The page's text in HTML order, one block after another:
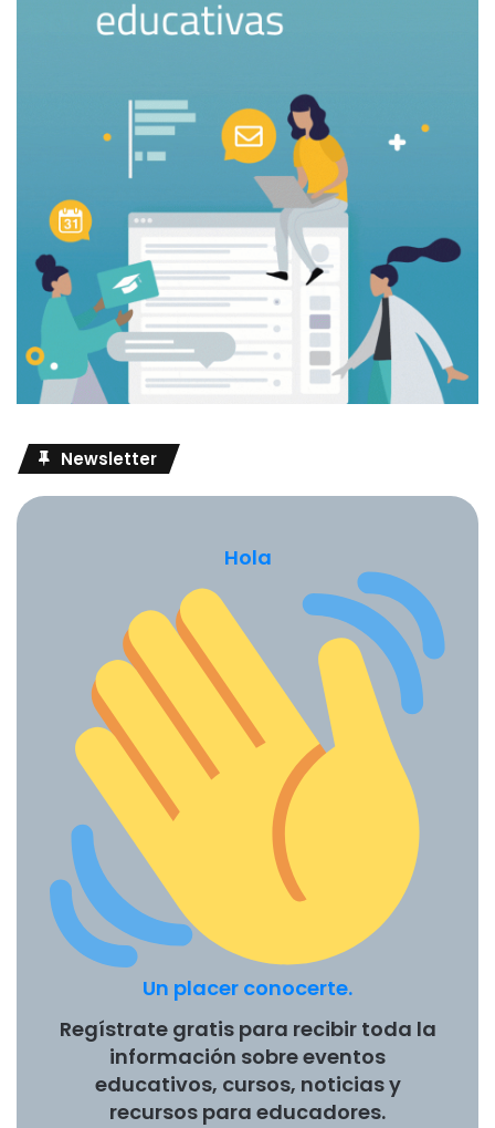
Newsletter
Hola
Un placer conocerte.
Regístrate gratis para recibir toda la
información sobre eventos
educativos, cursos, noticias y
recursos para educadores.